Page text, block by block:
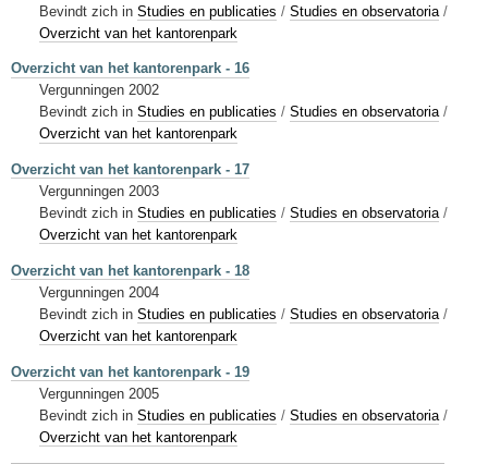
Bevindt zich in Studies en publicaties / Studies en observatoria /
Overzicht van het kantorenpark
Overzicht van het kantorenpark - 16
Vergunningen 2002
Bevindt zich in Studies en publicaties / Studies en observatoria /
Overzicht van het kantorenpark
Overzicht van het kantorenpark - 17
Vergunningen 2003
Bevindt zich in Studies en publicaties / Studies en observatoria /
Overzicht van het kantorenpark
Overzicht van het kantorenpark - 18
Vergunningen 2004
Bevindt zich in Studies en publicaties / Studies en observatoria /
Overzicht van het kantorenpark
Overzicht van het kantorenpark - 19
Vergunningen 2005
Bevindt zich in Studies en publicaties / Studies en observatoria /
Overzicht van het kantorenpark